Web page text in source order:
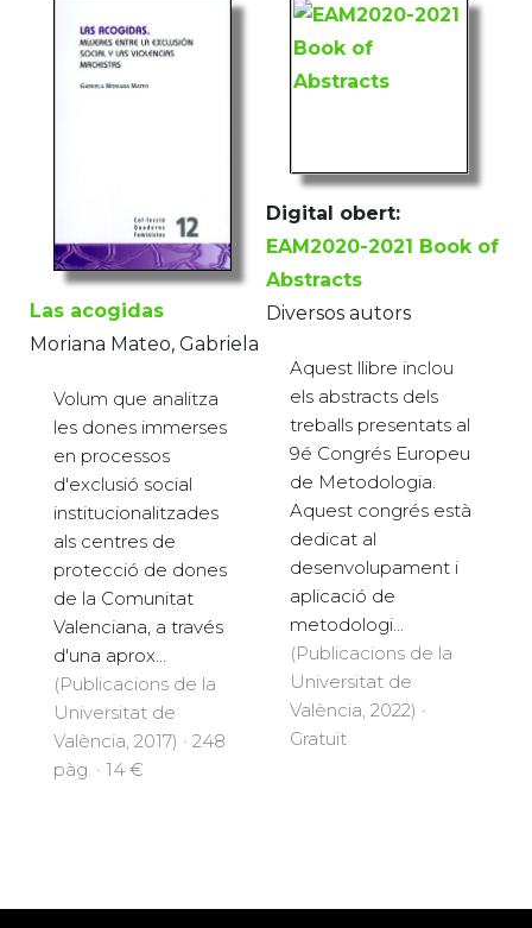
Las acogidas
Moriana Mateo, Gabriela
Volum que analitza
les dones immerses
en processos
d'exclusió social
institucionalitzades
als centres de
protecció de dones
de la Comunitat
Valenciana, a través
d'una aprox...
(Publicacions de la
Universitat de
València, 2017) · 248
pàg. · 14 €
Digital obert:
EAM2020-2021 Book of
Abstracts
Diversos autors
Aquest llibre inclou
els abstracts dels
treballs presentats al
9é Congrés Europeu
de Metodologia.
Aquest congrés està
dedicat al
desenvolupament i
aplicació de
metodologi...
(Publicacions de la
Universitat de
València, 2022) ·
Gratuït